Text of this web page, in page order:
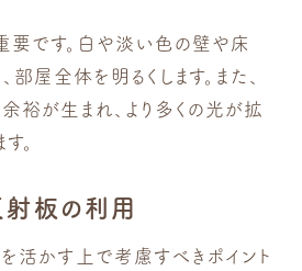
要です。白や淡い色の壁や床
部屋全体を明るくします。また、
裕が生まれ、より多くの光が拡
。
板の利用
活かす上で考慮すべきポイント